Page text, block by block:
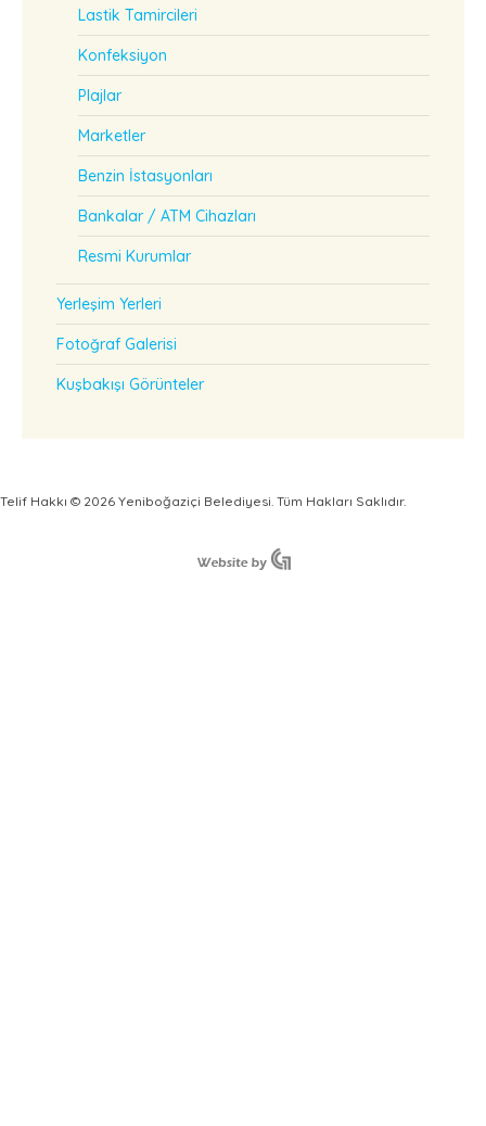
Lastik Tamircileri
Konfeksiyon
Plajlar
Marketler
Benzin İstasyonları
Bankalar / ATM Cihazları
Resmi Kurumlar
Yerleşim Yerleri
Fotoğraf Galerisi
Kuşbakışı Görünteler
Telif Hakkı © 2026 Yeniboğaziçi Belediyesi. Tüm Hakları Saklıdır.